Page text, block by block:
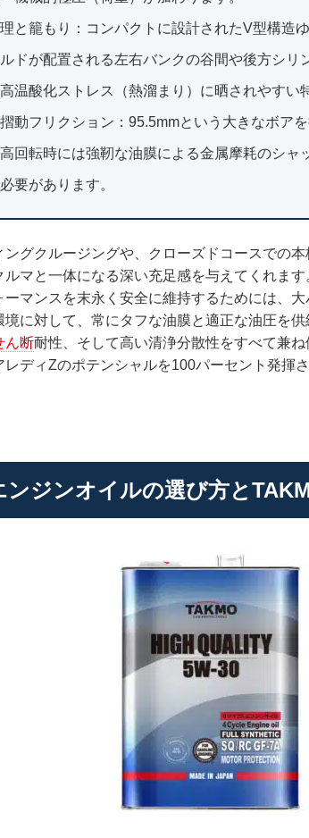
と籠もり：コンパクトに設計されたV型構造
ドが配置される左右バンクの谷間や後方シリ
温酸化ストレス（熱溜まり）に晒されやすい
動フリクション：95.5mmという大きなボア
回転時には強靭な油膜による金属摩耗のシャ
要があります。
グクルージングや、クローズドコースでの
ルマと一体になる深い充足感を与えてくれま
マンスを末永く安全に維持するためには、
に対して、常にタフな油膜と適正な油圧を
ん断耐性、そして高い清浄分散性をすべて兼
ディZのポテンシャルを100パーセント発揮
ンジンオイルの選び方と